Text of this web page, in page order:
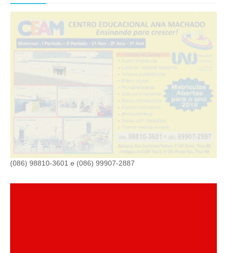
(086) 98810-3601 e (086) 99907-2887